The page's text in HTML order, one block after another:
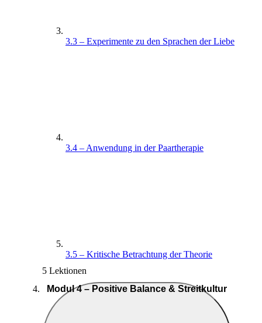
3.3 – Experimente zu den Sprachen der Liebe
3.4 – Anwendung in der Paartherapie
3.5 – Kritische Betrachtung der Theorie
5 Lektionen
Modul 4 – Positive Balance & Streitkultur